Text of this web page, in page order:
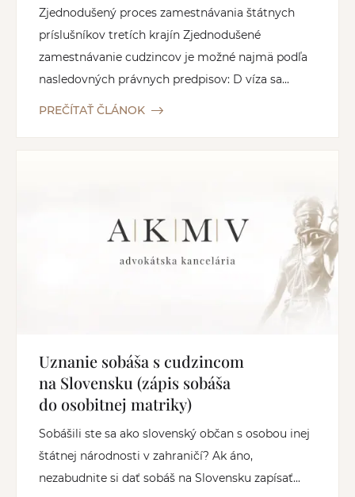
Zjednodušený proces zamestnávania štátnych
príslušníkov tretích krajín Zjednodušené
zamestnávanie cudzincov je možné najmä podľa
nasledovných právnych predpisov: D víza sa...
PREČÍTAŤ ČLÁNOK
Uznanie sobáša s cudzincom
na Slovensku (zápis sobáša
do osobitnej matriky)
Sobášili ste sa ako slovenský občan s osobou inej
štátnej národnosti v zahraničí? Ak áno,
nezabudnite si dať sobáš na Slovensku zapísať...